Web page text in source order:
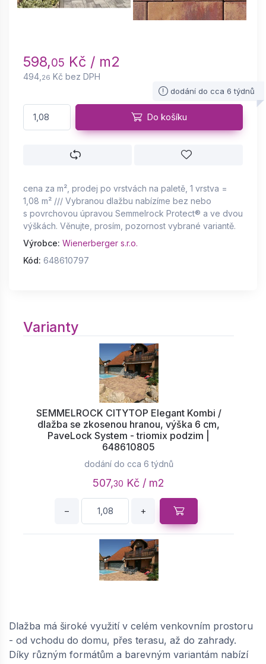
598,05 Kč / m2
494, 26 Kč bez DPH
dodání do cca 6 týdnů
Do košíku
cena za m², prodej po vrstvách na paletě, 1 vrstva =
1,08 m² /// Vybranou dlažbu nabízíme bez nebo
s povrchovou úpravou Semmelrock Protect® a ve dvou
výškách. Věnujte, prosím, pozornost vybrané variantě.
Výrobce: Wienerberger s.r.o.
Kód: 648610797
Varianty
SEMMELROCK CITYTOP Elegant Kombi /
dlažba se zkosenou hranou, výška 6 cm,
PaveLock System - triomix podzim |
648610805
dodání do cca 6 týdnů
507,30 Kč / m2
− +
dlažba se zkosenou hranou, výška 8 cm,
PaveLock System - triomix podzim |
648611316
dodání do cca 6 týdnů
Dlažba má široké využití v celém venkovním prostoru
- od vchodu do domu, přes terasu, až do zahrady.
Díky různým formátům a barevným variantám nabízí